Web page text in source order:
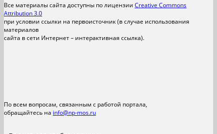
Все материалы сайта доступны по лицензии Creative Commons
Attribution 3.0
при условии ссылки на первоисточник (в случае использования
материалов
сайта в сети Интернет – интерактивная ссылка).
По всем вопросам, связанным с работой портала,
обращайтесь на info@np-mos.ru